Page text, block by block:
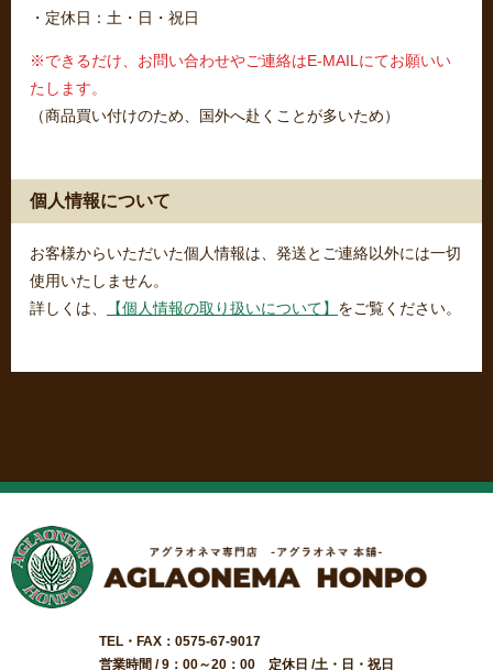
・定休日：土・日・祝日
※できるだけ、お問い合わせやご連絡はE-MAILにてお願いい
たします。
（商品買い付けのため、国外へ赴くことが多いため）
個人情報について
お客様からいただいた個人情報は、発送とご連絡以外には一切
使用いたしません。
詳しくは、
【個人情報の取り扱いについて】 をご覧ください。
TEL・FAX：0575-67-9017
営業時間 / 9：00～20：00 定休日 /土・日・祝日